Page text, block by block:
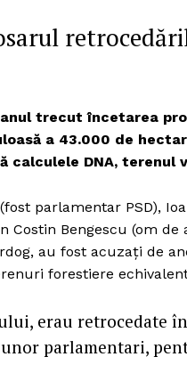
Un proiect
FREEDOM
ROMÂNIA
trecut încetarea
a 43.000 de
calculele DNA, terenul
parlamentar PSD),
Costin Bengescu (om
au fost acuzaţi de
forestiere
erau retrocedate
parlamentari,